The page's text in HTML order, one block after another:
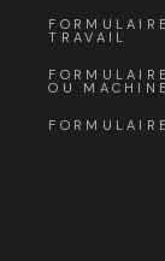
TRAVAIL
OU